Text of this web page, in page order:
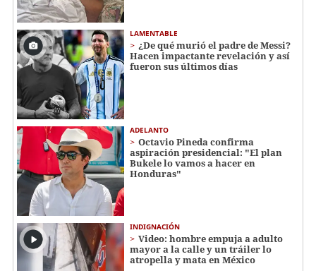
LAMENTABLE
¿De qué murió el padre de Messi?
Hacen impactante revelación y así
fueron sus últimos días
ADELANTO
Octavio Pineda confirma
aspiración presidencial: "El plan
Bukele lo vamos a hacer en
Honduras"
INDIGNACIÓN
Video: hombre empuja a adulto
mayor a la calle y un tráiler lo
atropella y mata en México